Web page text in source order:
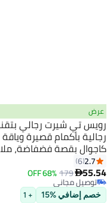
عرض
رويس تي شيرت رجالي
رجالية بأكمام قصيرة
كاجوال بقصة فضفاضة،
للتنفس، مناسبة للارتداء
الهواء الطلق
2.7
6
55.54
179
68% OFF
توصيل مجاني
توصيل مجاني
خصم إضافي %15 + 1